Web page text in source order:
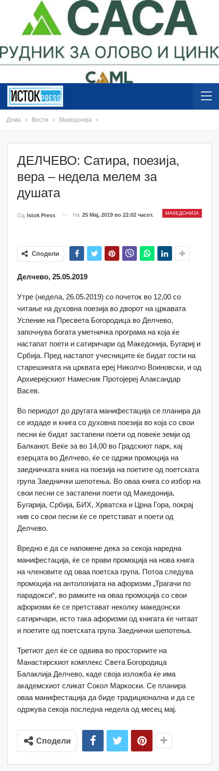
Дома Вести Македонија
ДЕЛЧЕВО: Сатира, поезија,
вера – недела мелем за
душата
МАКЕДОНИЈА
Од Istok Press На 25 Мај, 2019 во 22:02 часот.
Сподели
Делчево, 25.05.2019
Утре (недела, 26.05.2019) со почеток во 12,00 со
читање на духовна поезија во дворот на цркавата
Успение на Пресвета Богородица во Делчево,
започнува богата уметничка програма на која ќе
настапат поети и сатиричари од Македонија, Бугариј и
Србија. Пред настапот учесниците ќе бидат гости на
старешината на црквата ереј Николчо Воиновски, и од
Архиерејскиот Намесник Протојереј Алаксандар
Васев.
Во периодот до другата манифестација се планира да
се издаде и книга со духовна поезија во која со свои
песни ќе бидат застапени поети од повеќе земји од
Балканот. Веќе за во 14,00 во Градскиот парк, кај
езерцата во Делчево, ќе се одржи промоција на
заедничката книга на поезија на поетите од поетската
група Заеднички шепотења. Во оваа книга со избор на
свои песни се застапени поети од Македонија,
Бугарија, Србија, БИХ, Хрватска и Црна Гора, покрај
нив со свои песни ќе се претстават и поети од
Делчево.
Вредно е да се напомене дека за секоја наредна
манифестација, ќе се прави промоција на нова книга
на членовите од оваа поетска група. Потоа следува
промоција на антологијата на афоризми „Трагачи по
парадокси“, во рамките на оваа промоција со свои
афоризми ќе се претстават неколку македонски
сатиричари, исто така афоризми од книгата ќе читаат
и поетите од поетската група Заеднички шепотења.
Третиот дел ќе се одвива во просториите на
Манастирскиот комплекс Света Богородица
Балаклија Делчево, каде своја изложба ќе има
академскиот сликат Сокол Маркоски. Се планира
оваа манифестација да биде традиционална и да се
одржува секоја последна недела од месец мај.
Сподели